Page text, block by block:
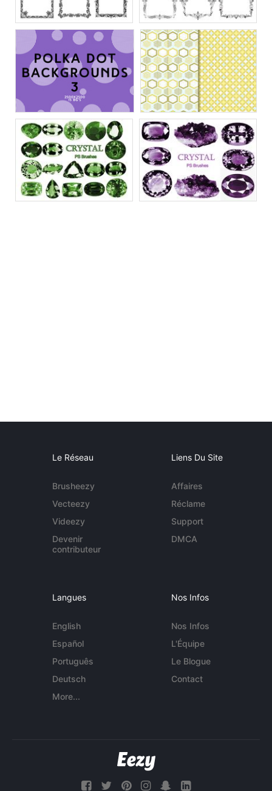
Le Réseau
Brusheezy
Vecteezy
Videezy
Devenir
contributeur
Liens Du Site
Affaires
Réclame
Support
DMCA
Langues
English
Español
Português
Deutsch
More...
Nos Infos
Nos Infos
L'Équipe
Le Blogue
Contact